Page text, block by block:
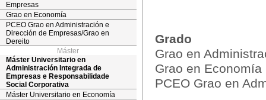
Empresas
Grao en Economía
PCEO Grao en Administración e
Dirección de Empresas/Grao en
Dereito
Máster
Máster Universitario en
Administración Integrada de
Empresas e Responsabilidade
Social Corporativa
Máster Universitario en Economía
Grado
Grao en
Grao en Economía
PCEO Grao en